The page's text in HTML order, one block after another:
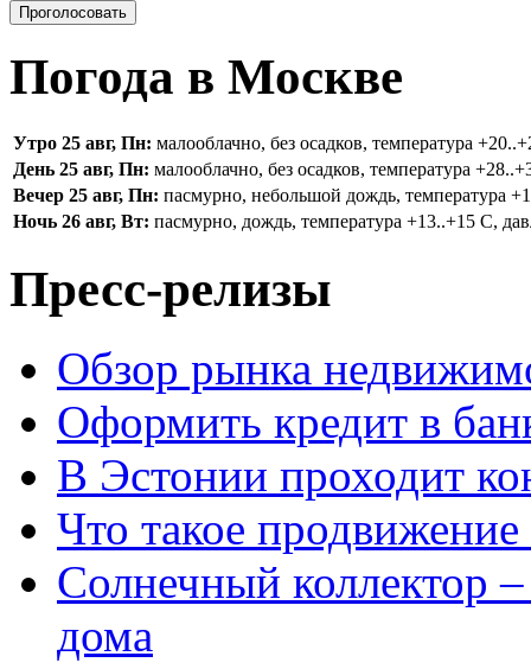
Погода в Москве
Утро 25 авг, Пн: малооблачно, без осадков, температура
День 25 авг, Пн: малооблачно, без осадков, температура
Вечер 25 авг, Пн: пасмурно, небольшой дождь, температура
Ночь 26 авг, Вт: пасмурно, дождь, температура +13..+15 С,
Пресс-релизы
Обзор рынка
Оформить кредит в
В Эстонии проходит
Что такое продвижение
Солнечный коллектор
дома